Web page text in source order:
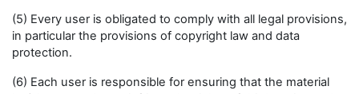
(5) Every user is obligated to comply with all legal provisions,
in particular the provisions of copyright law and data
protection.
(6) Each user is responsible for ensuring that the material